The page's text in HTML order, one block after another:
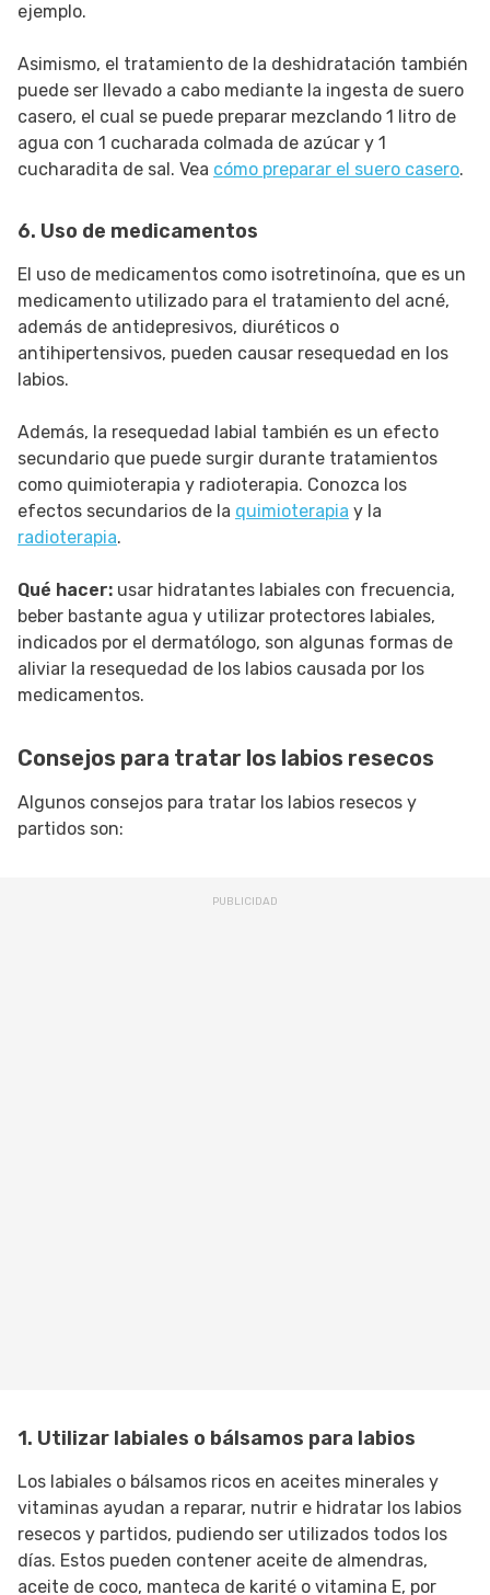
ejemplo.
Asimismo, el tratamiento de la deshidratación también
puede ser llevado a cabo mediante la ingesta de suero
casero, el cual se puede preparar mezclando 1 litro de
agua con 1 cucharada colmada de azúcar y 1
cucharadita de sal. Vea cómo preparar el suero casero.
6. Uso de medicamentos
El uso de medicamentos como isotretinoína, que es un
medicamento utilizado para el tratamiento del acné,
además de antidepresivos, diuréticos o
antihipertensivos, pueden causar resequedad en los
labios.
Además, la resequedad labial también es un efecto
secundario que puede surgir durante tratamientos
como quimioterapia y radioterapia. Conozca los
efectos secundarios de la quimioterapia y la
radioterapia.
Qué hacer: usar hidratantes labiales con frecuencia,
beber bastante agua y utilizar protectores labiales,
indicados por el dermatólogo, son algunas formas de
aliviar la resequedad de los labios causada por los
medicamentos.
Consejos para tratar los labios resecos
Algunos consejos para tratar los labios resecos y
partidos son:
1. Utilizar labiales o bálsamos para labios
Los labiales o bálsamos ricos en aceites minerales y
vitaminas ayudan a reparar, nutrir e hidratar los labios
resecos y partidos, pudiendo ser utilizados todos los
días. Estos pueden contener aceite de almendras,
aceite de coco, manteca de karité o vitamina E, por